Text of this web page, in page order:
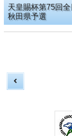
天皇賜杯第75回
秋田県予選